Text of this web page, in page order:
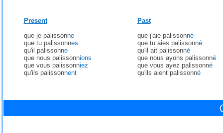
Present
que je palissonne
que tu palissonnes
qu'il palissonne
que nous palissonnions
que vous palissonniez
qu'ils palissonnent
Past
que j'aie palissonné
que tu aies palissonné
qu'il ait palissonné
que nous ayons palissonné
que vous ayez palissonné
qu'ils aient palissonné